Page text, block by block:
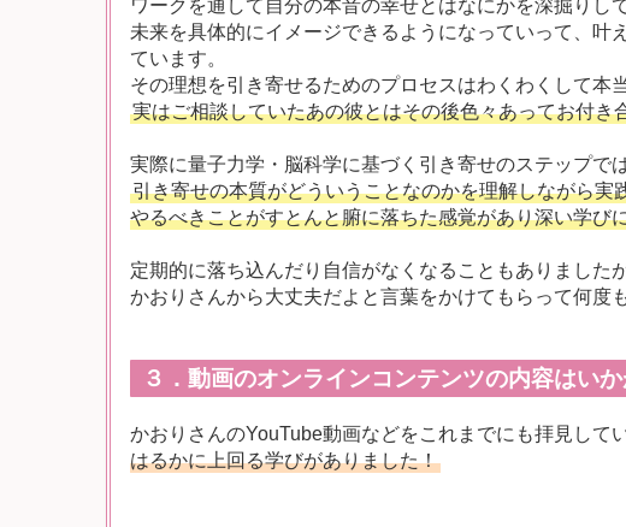
ワークを通して自分の本音の幸せとはなにかを深掘りし
未来を具体的にイメージできるようになっていって、叶
ています。
その理想を引き寄せるためのプロセスはわくわくして本
実はご相談していたあの彼とはその後色々あってお付き
実際に量子力学・脳科学に基づく引き寄せのステップで
引き寄せの本質がどういうことなのかを理解しながら実
やるべきことがすとんと腑に落ちた感覚があり深い学び
定期的に落ち込んだり自信がなくなることもありましたが
かおりさんから大丈夫だよと言葉をかけてもらって何度
３．動画のオンラインコンテンツの内容はい
かおりさんのYouTube動画などをこれまでにも拝見して
はるかに上回る学びがありました！